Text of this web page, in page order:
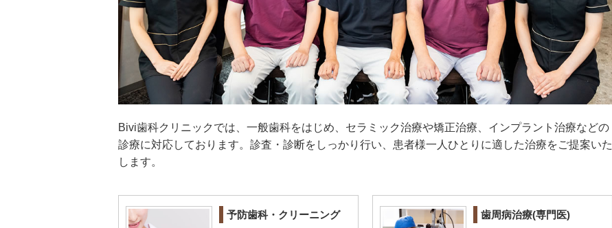
Bivi歯科クリニックでは、一般歯科をはじめ、セラミック治療や矯正治療、インプラント治療などの
診療に対応しております。診査・診断をしっかり行い、患者様一人ひとりに適した治療をご提案いた
します。
予防歯科・クリーニング 歯周病治療(専門医)